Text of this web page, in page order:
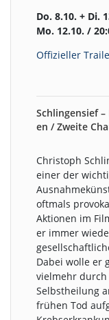
Do. 8.10. + Di.
Mo. 12.10. /
Offizieller
Schlingensief
en / Zweite
Christoph
einer der
oftmals
Aktionen im
er immer
Dabei wolle er
vielmehr durch
Selbstheilung
frühen Tod